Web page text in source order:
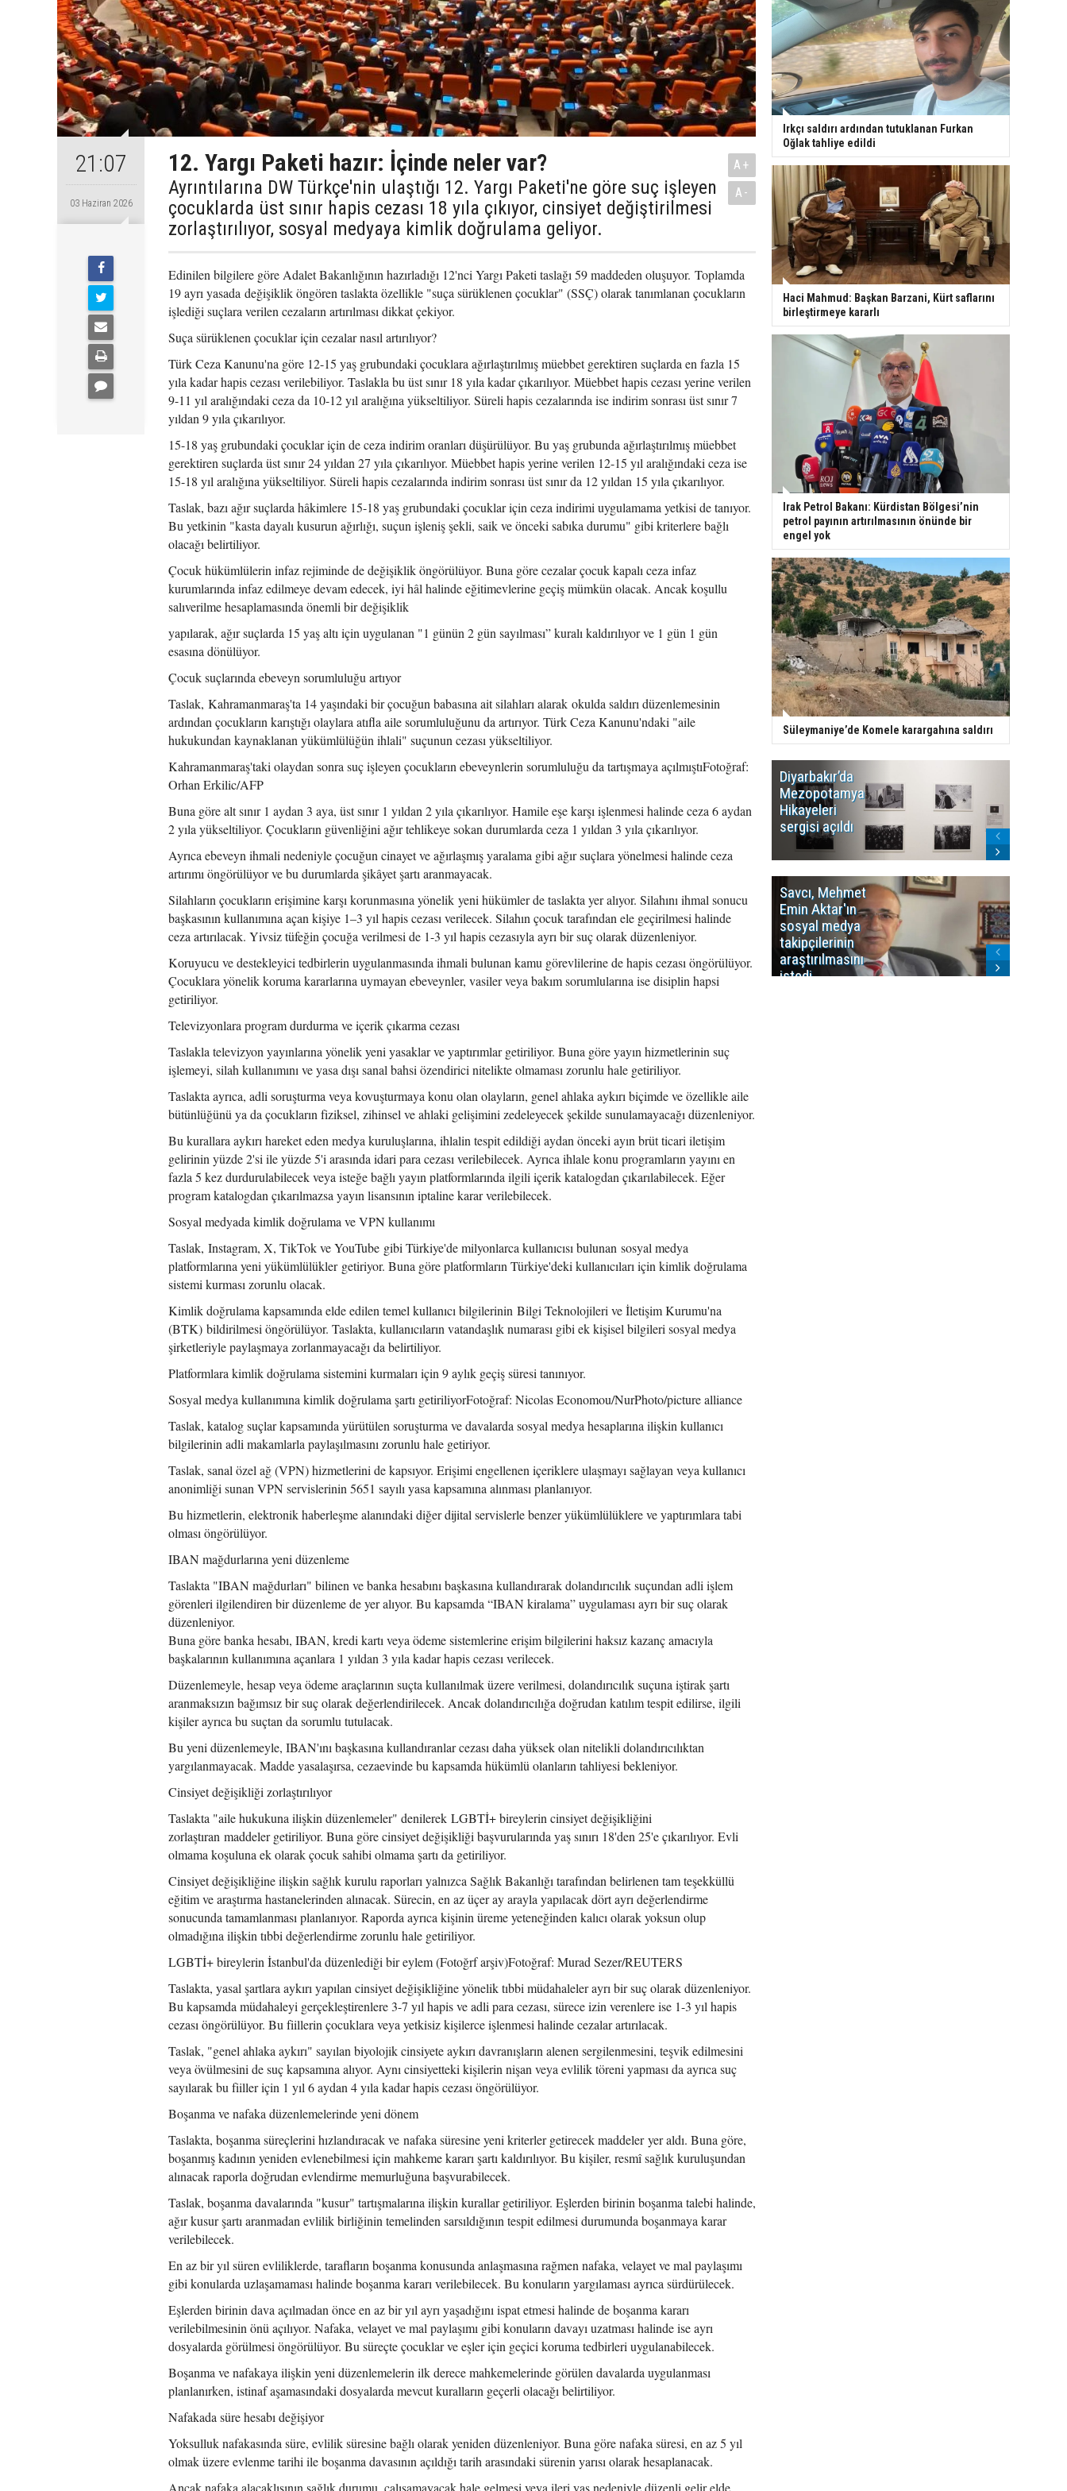
21:07
03 Haziran 2026
12. Yargı Paketi hazır: İçinde neler var?
Ayrıntılarına DW Türkçe'nin ulaştığı 12. Yargı Paketi'ne göre suç işleyen
çocuklarda üst sınır hapis cezası 18 yıla çıkıyor, cinsiyet değiştirilmesi
zorlaştırılıyor, sosyal medyaya kimlik doğrulama geliyor.
A+
A-
Edinilen bilgilere göre Adalet Bakanlığının hazırladığı 12'nci Yargı Paketi taslağı 59 maddeden oluşuyor. Toplamda
19 ayrı yasada değişiklik öngören taslakta özellikle "suça sürüklenen çocuklar" (SSÇ) olarak tanımlanan çocukların
işlediği suçlara verilen cezaların artırılması dikkat çekiyor.
Suça sürüklenen çocuklar için cezalar nasıl artırılıyor?
Türk Ceza Kanunu'na göre 12-15 yaş grubundaki çocuklara ağırlaştırılmış müebbet gerektiren suçlarda en fazla 15
yıla kadar hapis cezası verilebiliyor. Taslakla bu üst sınır 18 yıla kadar çıkarılıyor. Müebbet hapis cezası yerine verilen
9-11 yıl aralığındaki ceza da 10-12 yıl aralığına yükseltiliyor. Süreli hapis cezalarında ise indirim sonrası üst sınır 7
yıldan 9 yıla çıkarılıyor.
15-18 yaş grubundaki çocuklar için de ceza indirim oranları düşürülüyor. Bu yaş grubunda ağırlaştırılmış müebbet
gerektiren suçlarda üst sınır 24 yıldan 27 yıla çıkarılıyor. Müebbet hapis yerine verilen 12-15 yıl aralığındaki ceza ise
15-18 yıl aralığına yükseltiliyor. Süreli hapis cezalarında indirim sonrası üst sınır da 12 yıldan 15 yıla çıkarılıyor.
Taslak, bazı ağır suçlarda hâkimlere 15-18 yaş grubundaki çocuklar için ceza indirimi uygulamama yetkisi de tanıyor.
Bu yetkinin "kasta dayalı kusurun ağırlığı, suçun işleniş şekli, saik ve önceki sabıka durumu" gibi kriterlere bağlı
olacağı belirtiliyor.
Çocuk hükümlülerin infaz rejiminde de değişiklik öngörülüyor. Buna göre cezalar çocuk kapalı ceza infaz
kurumlarında infaz edilmeye devam edecek, iyi hâl halinde eğitimevlerine geçiş mümkün olacak. Ancak koşullu
salıverilme hesaplamasında önemli bir değişiklik
yapılarak, ağır suçlarda 15 yaş altı için uygulanan "1 günün 2 gün sayılması” kuralı kaldırılıyor ve 1 gün 1 gün
esasına dönülüyor.
Çocuk suçlarında ebeveyn sorumluluğu artıyor
Taslak, Kahramanmaraş'ta 14 yaşındaki bir çocuğun babasına ait silahları alarak okulda saldırı düzenlemesinin
ardından çocukların karıştığı olaylara atıfla aile sorumluluğunu da artırıyor. Türk Ceza Kanunu'ndaki "aile
hukukundan kaynaklanan yükümlülüğün ihlali" suçunun cezası yükseltiliyor.
Kahramanmaraş'taki olaydan sonra suç işleyen çocukların ebeveynlerin sorumluluğu da tartışmaya açılmıştıFotoğraf:
Orhan Erkilic/AFP
Buna göre alt sınır 1 aydan 3 aya, üst sınır 1 yıldan 2 yıla çıkarılıyor. Hamile eşe karşı işlenmesi halinde ceza 6 aydan
2 yıla yükseltiliyor. Çocukların güvenliğini ağır tehlikeye sokan durumlarda ceza 1 yıldan 3 yıla çıkarılıyor.
Ayrıca ebeveyn ihmali nedeniyle çocuğun cinayet ve ağırlaşmış yaralama gibi ağır suçlara yönelmesi halinde ceza
artırımı öngörülüyor ve bu durumlarda şikâyet şartı aranmayacak.
Silahların çocukların erişimine karşı korunmasına yönelik yeni hükümler de taslakta yer alıyor. Silahını ihmal sonucu
başkasının kullanımına açan kişiye 1–3 yıl hapis cezası verilecek. Silahın çocuk tarafından ele geçirilmesi halinde
ceza artırılacak. Yivsiz tüfeğin çocuğa verilmesi de 1-3 yıl hapis cezasıyla ayrı bir suç olarak düzenleniyor.
Koruyucu ve destekleyici tedbirlerin uygulanmasında ihmali bulunan kamu görevlilerine de hapis cezası öngörülüyor.
Çocuklara yönelik koruma kararlarına uymayan ebeveynler, vasiler veya bakım sorumlularına ise disiplin hapsi
getiriliyor.
Televizyonlara program durdurma ve içerik çıkarma cezası
Taslakla televizyon yayınlarına yönelik yeni yasaklar ve yaptırımlar getiriliyor. Buna göre yayın hizmetlerinin suç
işlemeyi, silah kullanımını ve yasa dışı sanal bahsi özendirici nitelikte olmaması zorunlu hale getiriliyor.
Taslakta ayrıca, adli soruşturma veya kovuşturmaya konu olan olayların, genel ahlaka aykırı biçimde ve özellikle aile
bütünlüğünü ya da çocukların fiziksel, zihinsel ve ahlaki gelişimini zedeleyecek şekilde sunulamayacağı düzenleniyor.
Bu kurallara aykırı hareket eden medya kuruluşlarına, ihlalin tespit edildiği aydan önceki ayın brüt ticari iletişim
gelirinin yüzde 2'si ile yüzde 5'i arasında idari para cezası verilebilecek. Ayrıca ihlale konu programların yayını en
fazla 5 kez durdurulabilecek veya isteğe bağlı yayın platformlarında ilgili içerik katalogdan çıkarılabilecek. Eğer
program katalogdan çıkarılmazsa yayın lisansının iptaline karar verilebilecek.
Sosyal medyada kimlik doğrulama ve VPN kullanımı
Taslak, Instagram, X, TikTok ve YouTube gibi Türkiye'de milyonlarca kullanıcısı bulunan sosyal medya
platformlarına yeni yükümlülükler getiriyor. Buna göre platformların Türkiye'deki kullanıcıları için kimlik doğrulama
sistemi kurması zorunlu olacak.
Kimlik doğrulama kapsamında elde edilen temel kullanıcı bilgilerinin Bilgi Teknolojileri ve İletişim Kurumu'na
(BTK) bildirilmesi öngörülüyor. Taslakta, kullanıcıların vatandaşlık numarası gibi ek kişisel bilgileri sosyal medya
şirketleriyle paylaşmaya zorlanmayacağı da belirtiliyor.
Platformlara kimlik doğrulama sistemini kurmaları için 9 aylık geçiş süresi tanınıyor.
Sosyal medya kullanımına kimlik doğrulama şartı getiriliyorFotoğraf: Nicolas Economou/NurPhoto/picture alliance
Taslak, katalog suçlar kapsamında yürütülen soruşturma ve davalarda sosyal medya hesaplarına ilişkin kullanıcı
bilgilerinin adli makamlarla paylaşılmasını zorunlu hale getiriyor.
Taslak, sanal özel ağ (VPN) hizmetlerini de kapsıyor. Erişimi engellenen içeriklere ulaşmayı sağlayan veya kullanıcı
anonimliği sunan VPN servislerinin 5651 sayılı yasa kapsamına alınması planlanıyor.
Bu hizmetlerin, elektronik haberleşme alanındaki diğer dijital servislerle benzer yükümlülüklere ve yaptırımlara tabi
olması öngörülüyor.
IBAN mağdurlarına yeni düzenleme
Taslakta "IBAN mağdurları" bilinen ve banka hesabını başkasına kullandırarak dolandırıcılık suçundan adli işlem
görenleri ilgilendiren bir düzenleme de yer alıyor. Bu kapsamda “IBAN kiralama” uygulaması ayrı bir suç olarak
düzenleniyor.
Buna göre banka hesabı, IBAN, kredi kartı veya ödeme sistemlerine erişim bilgilerini haksız kazanç amacıyla
başkalarının kullanımına açanlara 1 yıldan 3 yıla kadar hapis cezası verilecek.
Düzenlemeyle, hesap veya ödeme araçlarının suçta kullanılmak üzere verilmesi, dolandırıcılık suçuna iştirak şartı
aranmaksızın bağımsız bir suç olarak değerlendirilecek. Ancak dolandırıcılığa doğrudan katılım tespit edilirse, ilgili
kişiler ayrıca bu suçtan da sorumlu tutulacak.
Bu yeni düzenlemeyle, IBAN'ını başkasına kullandıranlar cezası daha yüksek olan nitelikli dolandırıcılıktan
yargılanmayacak. Madde yasalaşırsa, cezaevinde bu kapsamda hükümlü olanların tahliyesi bekleniyor.
Cinsiyet değişikliği zorlaştırılıyor
Taslakta "aile hukukuna ilişkin düzenlemeler" denilerek LGBTİ+ bireylerin cinsiyet değişikliğini
zorlaştıran maddeler getiriliyor. Buna göre cinsiyet değişikliği başvurularında yaş sınırı 18'den 25'e çıkarılıyor. Evli
olmama koşuluna ek olarak çocuk sahibi olmama şartı da getiriliyor.
Cinsiyet değişikliğine ilişkin sağlık kurulu raporları yalnızca Sağlık Bakanlığı tarafından belirlenen tam teşekküllü
eğitim ve araştırma hastanelerinden alınacak. Sürecin, en az üçer ay arayla yapılacak dört ayrı değerlendirme
sonucunda tamamlanması planlanıyor. Raporda ayrıca kişinin üreme yeteneğinden kalıcı olarak yoksun olup
olmadığına ilişkin tıbbi değerlendirme zorunlu hale getiriliyor.
LGBTİ+ bireylerin İstanbul'da düzenlediği bir eylem (Fotoğrf arşiv)Fotoğraf: Murad Sezer/REUTERS
Taslakta, yasal şartlara aykırı yapılan cinsiyet değişikliğine yönelik tıbbi müdahaleler ayrı bir suç olarak düzenleniyor.
Bu kapsamda müdahaleyi gerçekleştirenlere 3-7 yıl hapis ve adli para cezası, sürece izin verenlere ise 1-3 yıl hapis
cezası öngörülüyor. Bu fiillerin çocuklara veya yetkisiz kişilerce işlenmesi halinde cezalar artırılacak.
Taslak, "genel ahlaka aykırı" sayılan biyolojik cinsiyete aykırı davranışların alenen sergilenmesini, teşvik edilmesini
veya övülmesini de suç kapsamına alıyor. Aynı cinsiyetteki kişilerin nişan veya evlilik töreni yapması da ayrıca suç
sayılarak bu fiiller için 1 yıl 6 aydan 4 yıla kadar hapis cezası öngörülüyor.
Boşanma ve nafaka düzenlemelerinde yeni dönem
Taslakta, boşanma süreçlerini hızlandıracak ve nafaka süresine yeni kriterler getirecek maddeler yer aldı. Buna göre,
boşanmış kadının yeniden evlenebilmesi için mahkeme kararı şartı kaldırılıyor. Bu kişiler, resmî sağlık kuruluşundan
alınacak raporla doğrudan evlendirme memurluğuna başvurabilecek.
Taslak, boşanma davalarında "kusur" tartışmalarına ilişkin kurallar getiriliyor. Eşlerden birinin boşanma talebi halinde,
ağır kusur şartı aranmadan evlilik birliğinin temelinden sarsıldığının tespit edilmesi durumunda boşanmaya karar
verilebilecek.
En az bir yıl süren evliliklerde, tarafların boşanma konusunda anlaşmasına rağmen nafaka, velayet ve mal paylaşımı
gibi konularda uzlaşamaması halinde boşanma kararı verilebilecek. Bu konuların yargılaması ayrıca sürdürülecek.
Eşlerden birinin dava açılmadan önce en az bir yıl ayrı yaşadığını ispat etmesi halinde de boşanma kararı
verilebilmesinin önü açılıyor. Nafaka, velayet ve mal paylaşımı gibi konuların davayı uzatması halinde ise ayrı
dosyalarda görülmesi öngörülüyor. Bu süreçte çocuklar ve eşler için geçici koruma tedbirleri uygulanabilecek.
Boşanma ve nafakaya ilişkin yeni düzenlemelerin ilk derece mahkemelerinde görülen davalarda uygulanması
planlanırken, istinaf aşamasındaki dosyalarda mevcut kuralların geçerli olacağı belirtiliyor.
Nafakada süre hesabı değişiyor
Yoksulluk nafakasında süre, evlilik süresine bağlı olarak yeniden düzenleniyor. Buna göre nafaka süresi, en az 5 yıl
olmak üzere evlenme tarihi ile boşanma davasının açıldığı tarih arasındaki sürenin yarısı olarak hesaplanacak.
Ancak nafaka alacaklısının sağlık durumu, çalışamayacak hale gelmesi veya ileri yaş nedeniyle düzenli gelir elde
Irkçı saldırı ardından tutuklanan Furkan
Oğlak tahliye edildi
Haci Mahmud: Başkan Barzani, Kürt saflarını
birleştirmeye kararlı
Irak Petrol Bakanı: Kürdistan Bölgesi’nin
petrol payının artırılmasının önünde bir
engel yok
Süleymaniye’de Komele karargahına saldırı
Diyarbakır’da
Mezopotamya
Hikayeleri
sergisi açıldı
Savcı, Mehmet
Emin Aktar'ın
sosyal medya
takipçilerinin
araştırılmasını
istedi